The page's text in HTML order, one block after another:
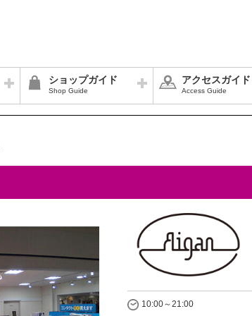
ショップガイド
Shop Guide
アクセスガイド
Access Guide
10:00～21:00